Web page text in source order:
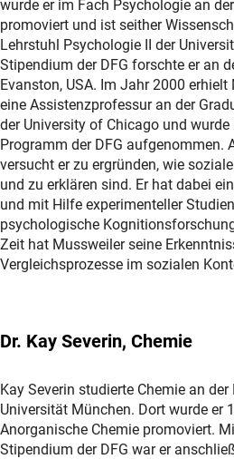
wurde er im Fach Psychologie an
promoviert und ist seither
Lehrstuhl Psychologie II der
Stipendium der DFG forschte er an
Evanston, USA. Im Jahr 2000
eine Assistenzprofessur an der
der University of Chicago und
Programm der DFG aufgenommen.
versucht er zu ergründen, wie
und zu erklären sind. Er hat dabei
und mit Hilfe experimenteller
psychologische
Zeit hat Mussweiler seine
Vergleichsprozesse im sozialen
Dr. Kay Severin, Chemie
Kay Severin studierte Chemie an
Universität München. Dort wurde er
Anorganische Chemie promoviert.
Stipendium der DFG war er